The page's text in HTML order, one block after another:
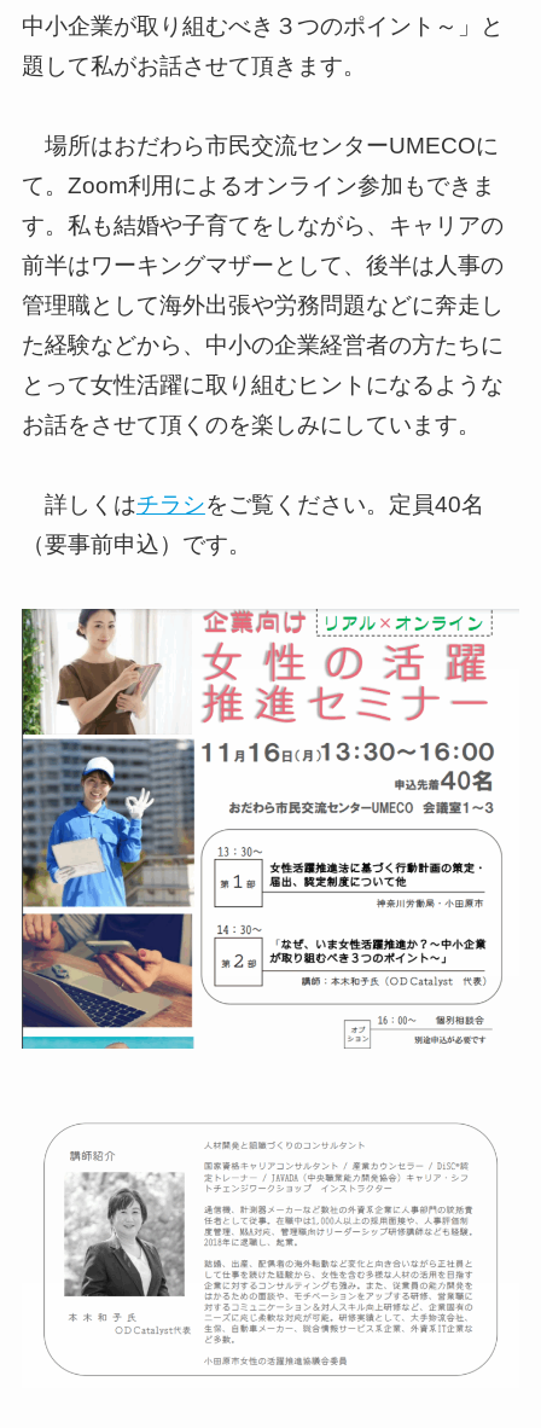
中小企業が取り組むべき３つのポイント～」と
題して私がお話させて頂きます。
場所はおだわら市民交流センターUMECOに
て。Zoom利用によるオンライン参加もできま
す。私も結婚や子育てをしながら、キャリアの
前半はワーキングマザーとして、後半は人事の
管理職として海外出張や労務問題などに奔走し
た経験などから、中小の企業経営者の方たちに
とって女性活躍に取り組むヒントになるような
お話をさせて頂くのを楽しみにしています。
詳しくはチラシをご覧ください。定員40名
（要事前申込）です。